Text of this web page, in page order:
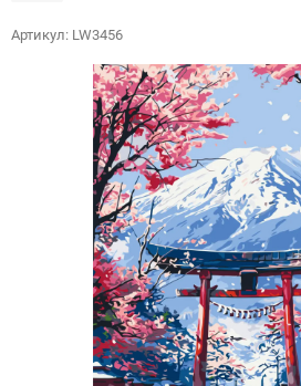
Артикул: LW3456